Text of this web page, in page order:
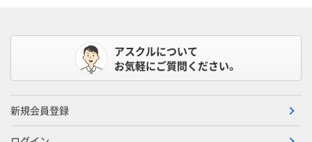
アスクルについて
お気軽にご質問ください。
新規会員登録